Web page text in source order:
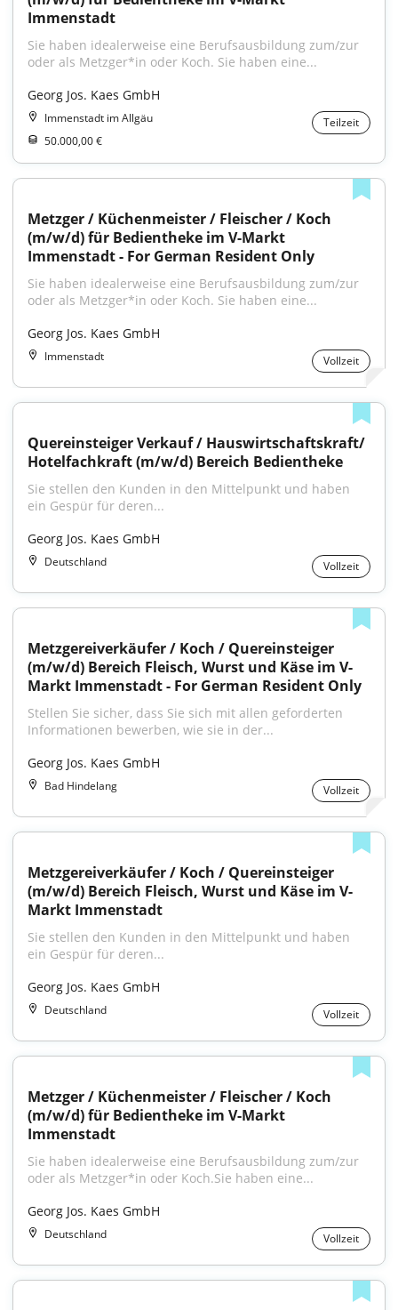
Immenstadt
Sie haben idealerweise eine Berufsausbildung zum/zur
oder als Metzger*in oder Koch. Sie haben eine...
Georg Jos. Kaes GmbH
Immenstadt im Allgäu
Teilzeit
50.000,00 €
Metzger / Küchenmeister / Fleischer / Koch
(m/w/d) für Bedientheke im V-Markt
Immenstadt - For German Resident Only
Sie haben idealerweise eine Berufsausbildung zum/zur
oder als Metzger*in oder Koch. Sie haben eine...
Georg Jos. Kaes GmbH
Immenstadt Vollzeit
Quereinsteiger Verkauf / Hauswirtschaftskraft/
Hotelfachkraft (m/w/d) Bereich Bedientheke
Sie stellen den Kunden in den Mittelpunkt und haben
ein Gespür für deren...
Georg Jos. Kaes GmbH
Deutschland Vollzeit
Metzgereiverkäufer / Koch / Quereinsteiger
(m/w/d) Bereich Fleisch, Wurst und Käse im V-
Markt Immenstadt - For German Resident Only
Stellen Sie sicher, dass Sie sich mit allen geforderten
Informationen bewerben, wie sie in der...
Georg Jos. Kaes GmbH
Bad Hindelang Vollzeit
Metzgereiverkäufer / Koch / Quereinsteiger
(m/w/d) Bereich Fleisch, Wurst und Käse im V-
Markt Immenstadt
Sie stellen den Kunden in den Mittelpunkt und haben
ein Gespür für deren...
Georg Jos. Kaes GmbH
Deutschland Vollzeit
Metzger / Küchenmeister / Fleischer / Koch
(m/w/d) für Bedientheke im V-Markt
Immenstadt
Sie haben idealerweise eine Berufsausbildung zum/zur
oder als Metzger*in oder Koch.Sie haben eine...
Georg Jos. Kaes GmbH
Deutschland Vollzeit